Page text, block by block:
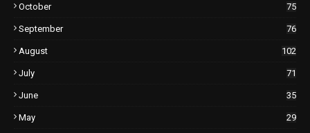
October 75
September 76
August 102
July 71
June 35
May 29